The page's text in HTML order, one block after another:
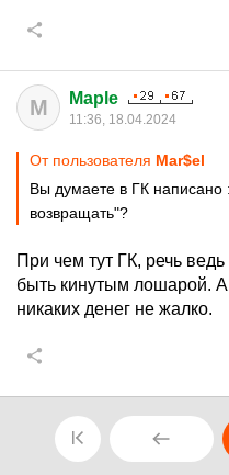
M Maple
11:36, 18.04.2024
От пользователя Mar$el
Вы думаете в ГК
возвращать"?
При чем тут ГК, речь
быть кинутым лошарой.
никаких денег не жалко.